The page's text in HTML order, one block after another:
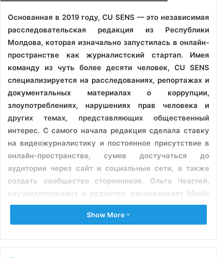
Основанная в 2019 году, CU SENS — это независимая
расследовательская редакция из Республики
Молдова, которая изначально запустилась в онлайн-
пространстве как журналистский стартап. Имея
команду из чуть более десяти человек, CU SENS
специализируется на расследованиях, репортажах и
документальных материалах о коррупции,
злоупотреблениях, нарушениях прав человека и
других темах, представляющих общественный
интерес. С самого начала редакция сделала ставку
на видеожурналистику и постоянное присутствие в
онлайн-пространстве, сумев достучаться до
аудитории через сайт и социальные сети, а также
создать сообщество сторонников. Ольга Чеаглей,
соучредительница и редактор, рассказывает Media
Azi о том, как проводить журналистские
расследования в среде, где доминируют алгоритмы,
Show More